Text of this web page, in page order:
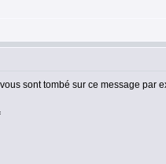
sont tombé sur ce message